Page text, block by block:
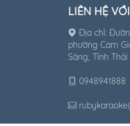
LIÊN HỆ
Địa chỉ:
phường Cam
Sàng, Tỉnh
0948941888